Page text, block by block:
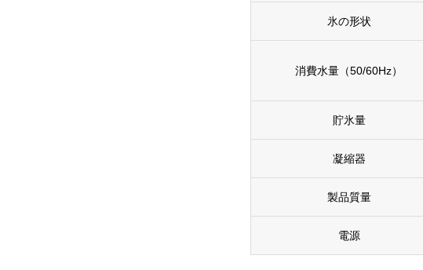
氷の形状
消費水量（50/60Hz）
貯氷量
凝縮器
製品質量
電源